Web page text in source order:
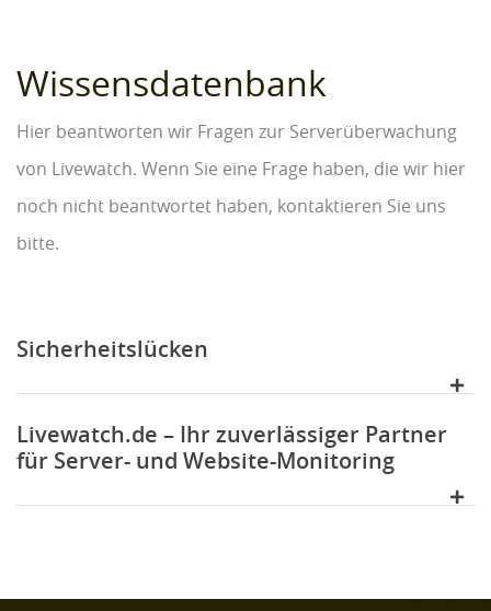
Wissensdatenbank
Hier beantworten wir Fragen zur Serverüberwachung
von Livewatch. Wenn Sie eine Frage haben, die wir hier
noch nicht beantwortet haben, kontaktieren Sie uns
bitte.
Sicherheitslücken
Livewatch.de – Ihr zuverlässiger Partner
für Server- und Website-Monitoring